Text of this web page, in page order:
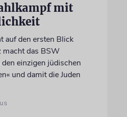
mit
auf den ersten Blick
macht das BSW
einzigen jüdischen
und damit die Juden